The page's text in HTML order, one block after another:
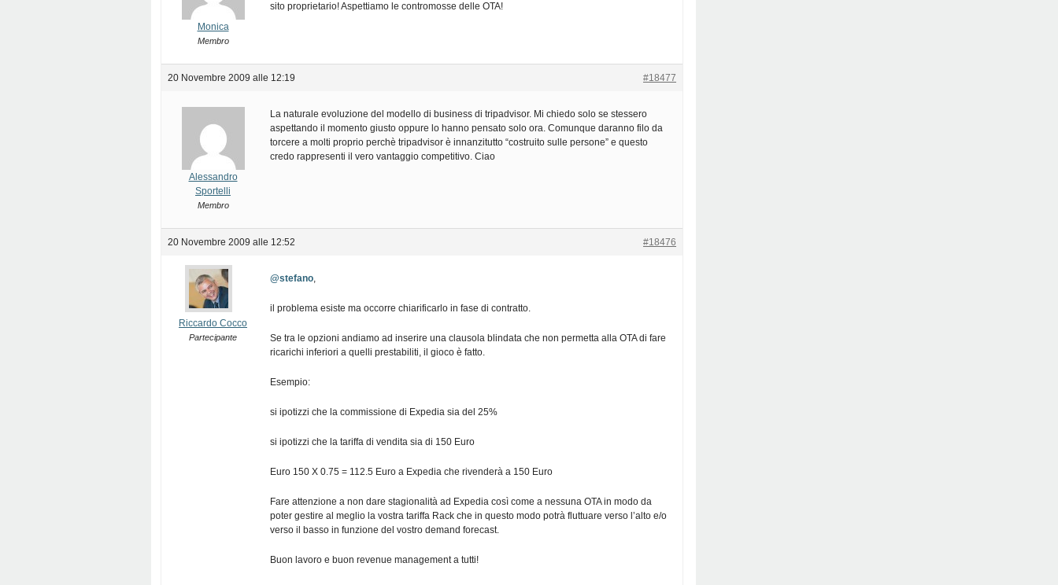
Monica
Membro
sito proprietario! Aspettiamo le contromosse delle OTA!
20 Novembre 2009 alle 12:19 #18477
Alessandro
Sportelli
Membro
La naturale evoluzione del modello di business di tripadvisor. Mi chiedo solo se stessero
aspettando il momento giusto oppure lo hanno pensato solo ora. Comunque daranno filo da
torcere a molti proprio perchè tripadvisor è innanzitutto “costruito sulle persone” e questo
credo rappresenti il vero vantaggio competitivo. Ciao
20 Novembre 2009 alle 12:52 #18476
Riccardo Cocco
Partecipante
@stefano,
il problema esiste ma occorre chiarificarlo in fase di contratto.
Se tra le opzioni andiamo ad inserire una clausola blindata che non permetta alla OTA di fare
ricarichi inferiori a quelli prestabiliti, il gioco è fatto.
Esempio:
si ipotizzi che la commissione di Expedia sia del 25%
si ipotizzi che la tariffa di vendita sia di 150 Euro
Euro 150 X 0.75 = 112.5 Euro a Expedia che rivenderà a 150 Euro
Fare attenzione a non dare stagionalità ad Expedia così come a nessuna OTA in modo da
poter gestire al meglio la vostra tariffa Rack che in questo modo potrà fluttuare verso l’alto e/o
verso il basso in funzione del vostro demand forecast.
Buon lavoro e buon revenue management a tutti!